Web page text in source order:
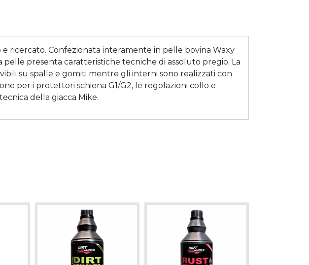
ricercato. Confezionata interamente in pelle bovina Waxy
presenta caratteristiche tecniche di assoluto pregio. La
su spalle e gomiti mentre gli interni sono realizzati con
per i protettori schiena G1/G2, le regolazioni collo e
della giacca Mike.